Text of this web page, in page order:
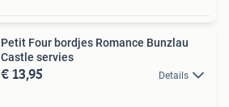
Petit Four bordjes Romance Bunzlau
Castle servies
€ 13,95 Details